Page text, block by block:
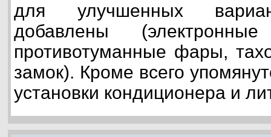
для улучшенных
добавлены (электронные
противотуманные фары,
замок). Кроме всего
установки кондиционера и